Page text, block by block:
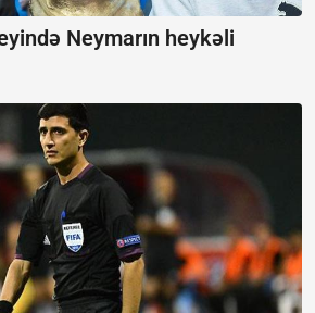
Neymarın heykəli